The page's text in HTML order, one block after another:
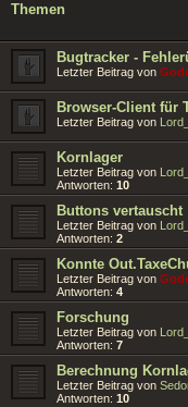
Themen
Bugtracker -
Letzter Beitrag von
Browser-Client für
Letzter Beitrag von
Kornlager
Letzter Beitrag von
Antworten: 10
Buttons vertauscht
Letzter Beitrag von
Antworten: 2
Konnte
Letzter Beitrag von
Antworten: 4
Forschung
Letzter Beitrag von
Antworten: 7
Berechnung
Letzter Beitrag von
Antworten: 10